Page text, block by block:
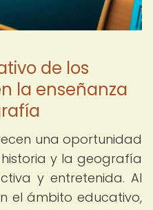
de los
la enseñanza
una oportunidad
y la geografía
y entretenida. Al
el ámbito educativo,